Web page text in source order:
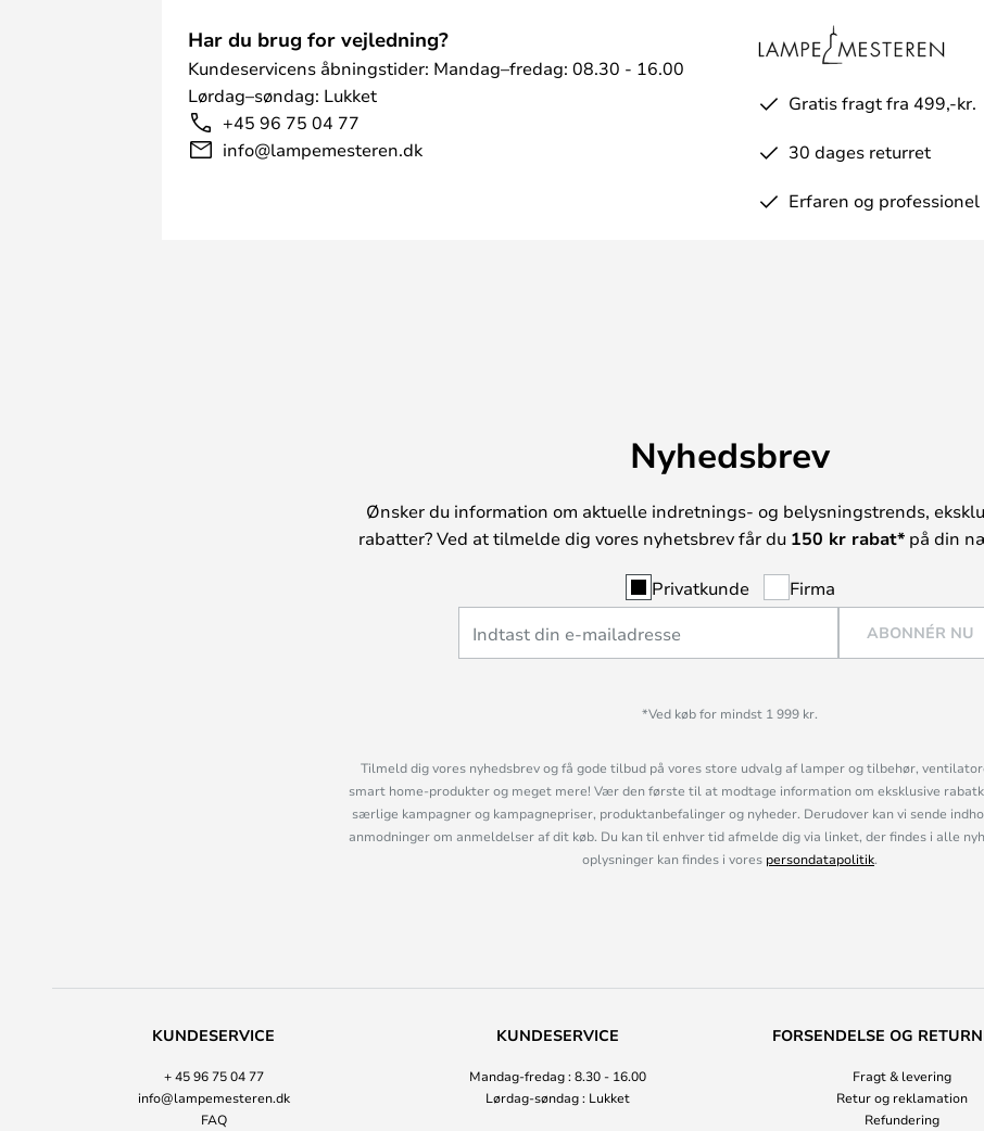
Har du brug for vejledning?
Kundeservicens åbningstider: Mandag–fredag: 08.30 - 16.00
Lørdag–søndag: Lukket
+45 96 75 04 77
info@lampemesteren.dk
Gratis fragt fra 499,-kr.
30 dages returret
Erfaren og
Nyhedsbrev
Ønsker du information om aktuelle indretnings- og belysningstrends,
rabatter? Ved at tilmelde dig vores nyhetsbrev får du 150 kr rabat*på din
Privatkunde Firma
ABONNÉR NU
*Ved køb for mindst 1 999 kr.
Tilmeld dig vores nyhedsbrev og få gode tilbud på vores store udvalg af lamper og tilbehør,
smart home-produkter og meget mere! Vær den første til at modtage information om eksklusive
særlige kampagner og kampagnepriser, produktanbefalinger og nyheder. Derudover kan vi sende
anmodninger om anmeldelser af dit køb. Du kan til enhver tid afmelde dig via linket, der findes i alle
oplysninger kan findes i vores persondatapolitik.
KUNDESERVICE
+ 45 96 75 04 77
info@lampemesteren.dk
FAQ
KUNDESERVICE
Mandag-fredag : 8.30 - 16.00
Lørdag-søndag : Lukket
FORSENDELSE OG
Fragt & levering
Retur og reklamation
Refundering